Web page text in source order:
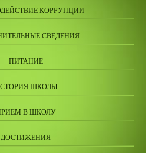
КОРРУПЦИИ
СВЕДЕНИЯ
ПИТАНИЕ
ШКОЛЫ
В ШКОЛУ
ДОСТИЖЕНИЯ